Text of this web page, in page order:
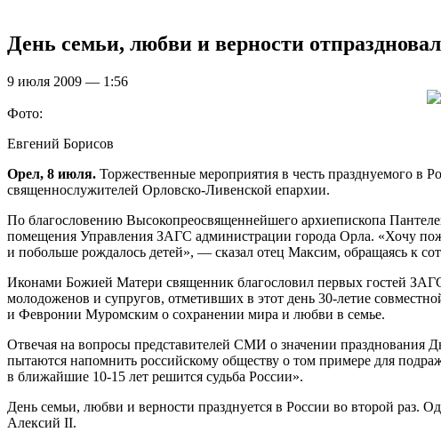
День семьи, любви и верности
9 июля 2009 — 1:56
Фото:
Евгений Борисов
Орел, 8 июля. Торжественные мероприятия в честь празднуемого в
священнослужителей Орловско-Ливенской епархии.
По благословению Высокопреосвященнейшего архиепископа
помещения Управления ЗАГС администрации города Орла. «Хочу
и побольше рождалось детей», — сказал отец Максим, обращаясь к
Иконами Божией Матери священник благословил первых гостей
молодоженов и супругов, отметивших в этот день 30-летие
и Февронии Муромским о сохранении мира и любви в семье.
Отвечая на вопросы представителей СМИ о значении празднования
пытаются напомнить российскому обществу о том примере для
в ближайшие 10-15 лет решится судьба России».
День семьи, любви и верности празднуется в России во второй раз.
Алексий II.